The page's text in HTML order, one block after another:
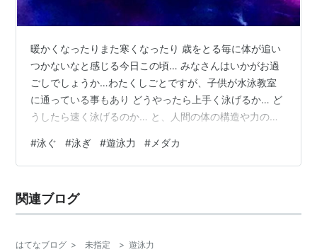
暖かくなったりまた寒くなったり 歳をとる毎に体が追い
つかないなと感じる今日この頃… みなさんはいかがお過
ごしでしょうか…わたくしごとですが、子供が水泳教室
に通っている事もあり どうやったら上手く泳げるか… ど
うしたら速く泳げるのか… と、人間の体の構造や力の入
いでいるわけです…お魚みたいに泳げたら良いのにな
ぁ〜…なんてよく聞きますが、 どうやらお魚はみんな泳
ぎの苦手なお魚は マンボウやカエルアンコウなど… 泳ぐ
のが苦手なお魚だと言われていますね💡 むしろ必要でな
#泳ぐ #泳ぎ #遊泳力 #メダカ
関連ブログ
はてなブログ > 未指定 > 遊泳力